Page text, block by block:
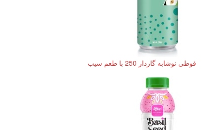
قوطی نوشابه گازدار 250 با طعم سیب